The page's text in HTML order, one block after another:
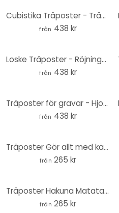
Cubistika Träposter - Trädstudie 03
från 438 kr
Loske Träposter - Röjningen
från 438 kr
Träposter för gravar - Hjort och kanin
från 438 kr
Träposter Gör allt med kärlek - Fyrkant
från 265 kr
Träposter Hakuna Matata - Grammatik i trä - Square
från 265 kr